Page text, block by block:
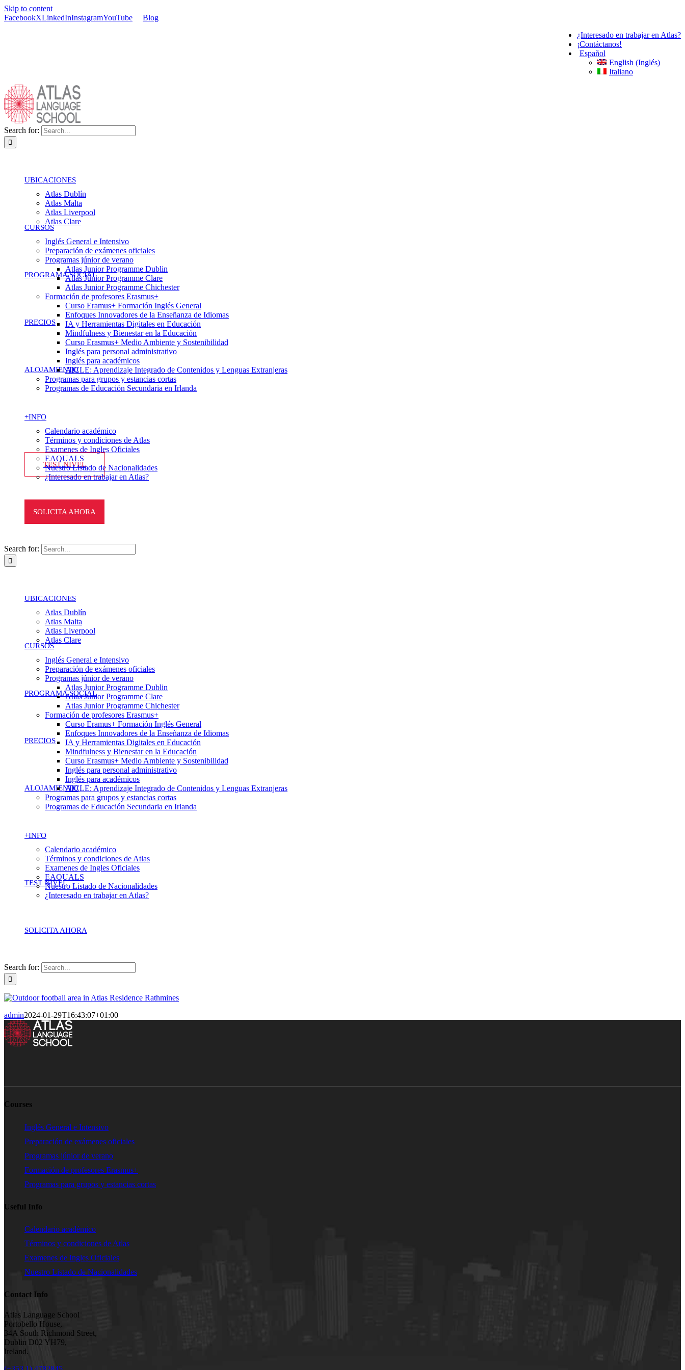
Skip to content
FacebookXLinkedInInstagramYouTube
Blog
¿Interesado en trabajar en Atlas?
¡Contáctanos!
Español
English (Inglés)
Italiano
Search for:
UBICACIONES
Atlas Dublín
Atlas Malta
Atlas Liverpool
Atlas Clare
CURSOS
Inglés General e Intensivo
Preparación de exámenes oficiales
Programas júnior de verano
Atlas Junior Programme Dublin
Atlas Junior Programme Clare
Atlas Junior Programme Chichester
Formación de profesores Erasmus+
Curso Eramus+ Formación Inglés General
Enfoques Innovadores de la Enseñanza de Idiomas
IA y Herramientas Digitales en Educación
Mindfulness y Bienestar en la Educación
Curso Erasmus+ Medio Ambiente y Sostenibilidad
Inglés para personal administrativo
Inglés para académicos
AICLE: Aprendizaje Integrado de Contenidos y Lenguas Extranjeras
Programas para grupos y estancias cortas
Programas de Educación Secundaria en Irlanda
PROGRAMA SOCIAL
PRECIOS
ALOJAMIENTO
+INFO
Calendario académico
Términos y condiciones de Atlas
Examenes de Ingles Oficiales
EAQUALS
Nuestro Listado de Nacionalidades
¿Interesado en trabajar en Atlas?
TEST NIVEL
SOLICITA AHORA
Search for:
UBICACIONES
Atlas Dublín
Atlas Malta
Atlas Liverpool
Atlas Clare
CURSOS
Inglés General e Intensivo
Preparación de exámenes oficiales
Programas júnior de verano
Atlas Junior Programme Dublin
Atlas Junior Programme Clare
Atlas Junior Programme Chichester
Formación de profesores Erasmus+
Curso Eramus+ Formación Inglés General
Enfoques Innovadores de la Enseñanza de Idiomas
IA y Herramientas Digitales en Educación
Mindfulness y Bienestar en la Educación
Curso Erasmus+ Medio Ambiente y Sostenibilidad
Inglés para personal administrativo
Inglés para académicos
AICLE: Aprendizaje Integrado de Contenidos y Lenguas Extranjeras
Programas para grupos y estancias cortas
Programas de Educación Secundaria en Irlanda
PROGRAMA SOCIAL
PRECIOS
ALOJAMIENTO
+INFO
Calendario académico
Términos y condiciones de Atlas
Examenes de Ingles Oficiales
EAQUALS
Nuestro Listado de Nacionalidades
¿Interesado en trabajar en Atlas?
TEST NIVEL
SOLICITA AHORA
Search for:
admin2024-01-29T16:43:07+01:00
Courses
Inglés General e Intensivo
Preparación de exámenes oficiales
Programas júnior de verano
Formación de profesores Erasmus+
Programas para grupos y estancias cortas
Useful Info
Calendario académico
Términos y condiciones de Atlas
Examenes de Ingles Oficiales
Nuestro Listado de Nacionalidades
Contact Info
Atlas Language School
Portobello House,
34A South Richmond Street,
Dublin D02 YH79,
Ireland.